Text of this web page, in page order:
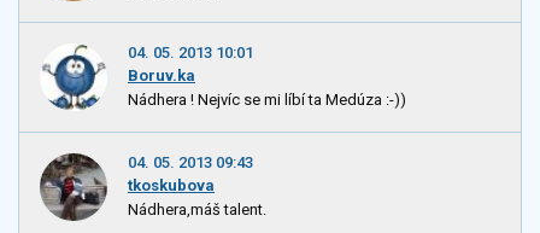
04. 05. 2013 10:01
Boruv.ka
Nádhera ! Nejvíc se mi líbí ta Medúza :-))
04. 05. 2013 09:43
tkoskubova
Nádhera,máš talent.